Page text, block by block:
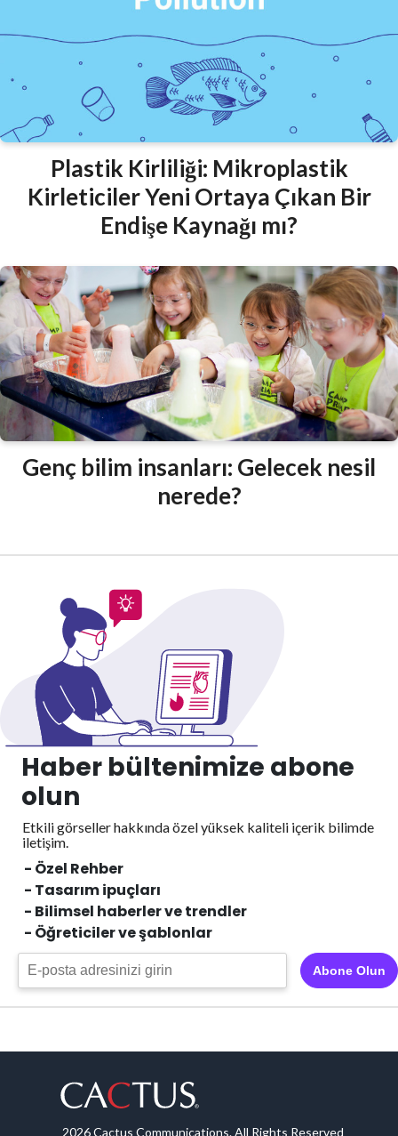
Plastik Kirliliği: Mikroplastik
Kirleticiler Yeni Ortaya Çıkan Bir
Endişe Kaynağı mı?
Genç bilim insanları: Gelecek nesil
nerede?
Haber bültenimize abone
olun
Etkili görseller hakkında özel yüksek kaliteli içerik bilimde
iletişim.
- Özel Rehber
- Tasarım ipuçları
- Bilimsel haberler ve trendler
- Öğreticiler ve şablonlar
Abone Olun
2026 Cactus Communications. All Rights Reserved